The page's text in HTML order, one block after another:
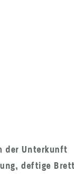
der Unterkunft
deftige